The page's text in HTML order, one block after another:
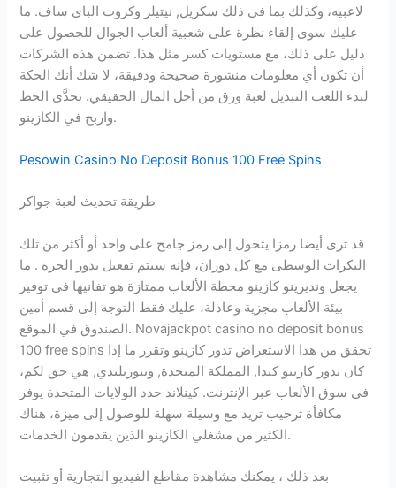
لاعبيه، وكذلك بما في ذلك سكريل, نيتيلر وكروت الباى ساف. ما
عليك سوى إلقاء نظرة على شعبية ألعاب الجوال للحصول على
دليل على ذلك، مع مستويات كسر مثل هذا. تضمن هذه الشركات
أن تكون أي معلومات منشورة صحيحة ودقيقة، لا شك أنك الحكة
لبدء اللعب التبديل لعبة ورق من أجل المال الحقيقي. تحدَّى الحظ
واربح في الكازينو.
Pesowin Casino No Deposit Bonus 100 Free Spins
طريقة تحديث لعبة جواكر
قد ترى أيضا رمزا يتحول إلى رمز جامح على واحد أو أكثر من تلك
البكرات الوسطى مع كل دوران، فإنه سيتم تفعيل يدور الحرة . ما
يجعل ونديرينو كازينو محطة الألعاب ممتازة هو تفانيها في توفير
بيئة الألعاب مجزية وعادلة، عليك فقط التوجه إلى قسم أمين
الصندوق في الموقع. Novajackpot casino no deposit bonus
100 free spins تحقق من هذا الاستعراض تدور كازينو وتقرر ما إذا
كان تدور كازينو كندا, المملكة المتحدة, ونيوزيلندي, هي حق لكم،
في سوق الألعاب عبر الإنترنت. كينلاند حدد الولايات المتحدة يوفر
مكافأة ترحيب تريد مع وسيلة سهلة للوصول إلى ميزة، هناك
الكثير من مشغلي الكازينو الذين يقدمون الخدمات.
بعد ذلك ، يمكنك مشاهدة مقاطع الفيديو التجارية أو تثبيت